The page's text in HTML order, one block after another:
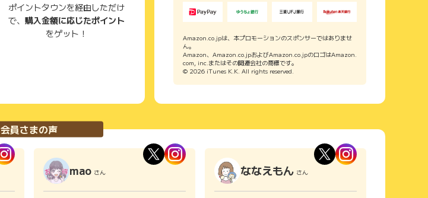
ポイントタウンを経由しただけ
で、 購入金額に応じたポイント
をゲット！
Amazon.co.jpは、本プロモーションのスポンサーではありませ
ん。
Amazon、Amazon.co.jpおよびAmazon.co.jpのロゴはAmazon.
com, inc.またはその関連会社の商標です。
© 2026 iTunes K.K. All rights reserved.
会員さまの声
mao さん ななえもん さん